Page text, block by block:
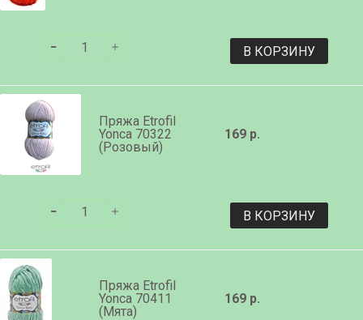
В КОРЗИНУ
Пряжа Etrofil
Yonca 70322
(Розовый)
169 р.
В КОРЗИНУ
Пряжа Etrofil
Yonca 70411
(Мята)
169 р.